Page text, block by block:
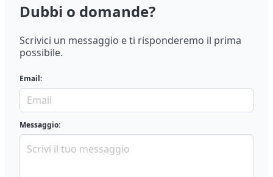
Dubbi o domande?
Scrivici un messaggio e ti risponderemo il prima
possibile.
Email:
Messaggio: